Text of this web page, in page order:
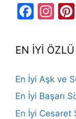
EN İYİ
En İyi Aşk ve
En İyi Başarı
En İyi Cesaret